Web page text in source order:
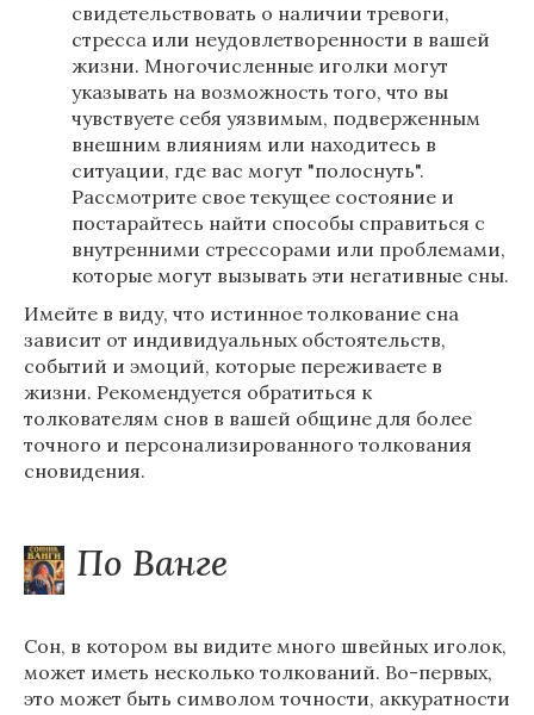
свидетельствовать о наличии тревоги,
стресса или неудовлетворенности в вашей
жизни. Многочисленные иголки могут
указывать на возможность того, что вы
чувствуете себя уязвимым, подверженным
внешним влияниям или находитесь в
ситуации, где вас могут "полоснуть".
Рассмотрите свое текущее состояние и
постарайтесь найти способы справиться с
внутренними стрессорами или проблемами,
которые могут вызывать эти негативные сны.
Имейте в виду, что истинное толкование сна
зависит от индивидуальных обстоятельств,
событий и эмоций, которые переживаете в
жизни. Рекомендуется обратиться к
толкователям снов в вашей общине для более
точного и персонализированного толкования
сновидения.
По Ванге
Сон, в котором вы видите много швейных иголок,
может иметь несколько толкований. Во-первых,
это может быть символом точности, аккуратности